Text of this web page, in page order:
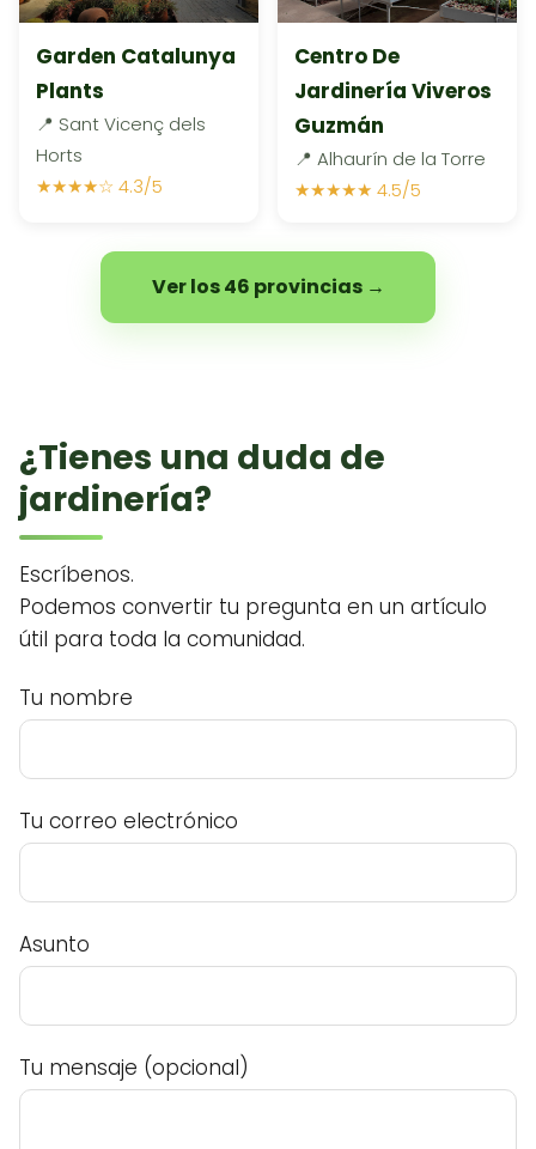
Garden Catalunya
Plants
📍 Sant Vicenç dels
Horts
★★★★☆ 4.3/5
Centro De
Jardinería Viveros
Guzmán
📍 Alhaurín de la Torre
★★★★★ 4.5/5
Ver los 46 provincias →
¿Tienes una duda de
jardinería?
Escríbenos.
Podemos convertir tu pregunta en un artículo
útil para toda la comunidad.
Tu nombre
Tu correo electrónico
Asunto
Tu mensaje (opcional)